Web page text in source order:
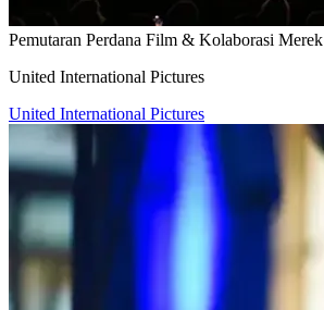
Pemutaran Perdana Film & Kolaborasi Merek
United International Pictures
United International Pictures